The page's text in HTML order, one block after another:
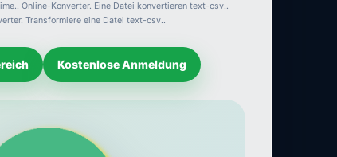
Online-Konverter. Eine Datei konvertieren text-csv..
Transformiere eine Datei text-csv..
Kostenlose Anmeldung